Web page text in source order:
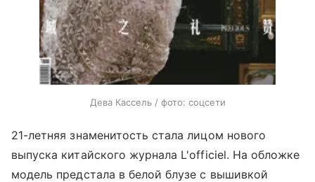
Дева Кассель / фото: соцсети
21-летняя знаменитость стала лицом нового
выпуска китайского журнала L'officiel. На обложке
модель предстала в белой блузе с вышивкой